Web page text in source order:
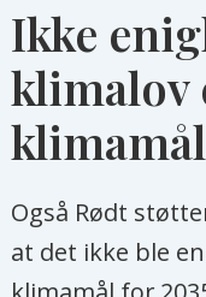
Ikke
klimalov
klimamål
Også Rødt
at det ikke ble